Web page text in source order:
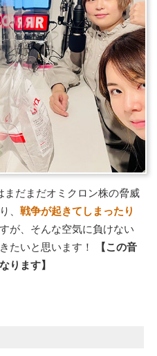
まだまだオミクロン株の脅威
、 戦争が起きてしまったり
が、そんな空気に負けない
たいと思います！
【この音
ります】